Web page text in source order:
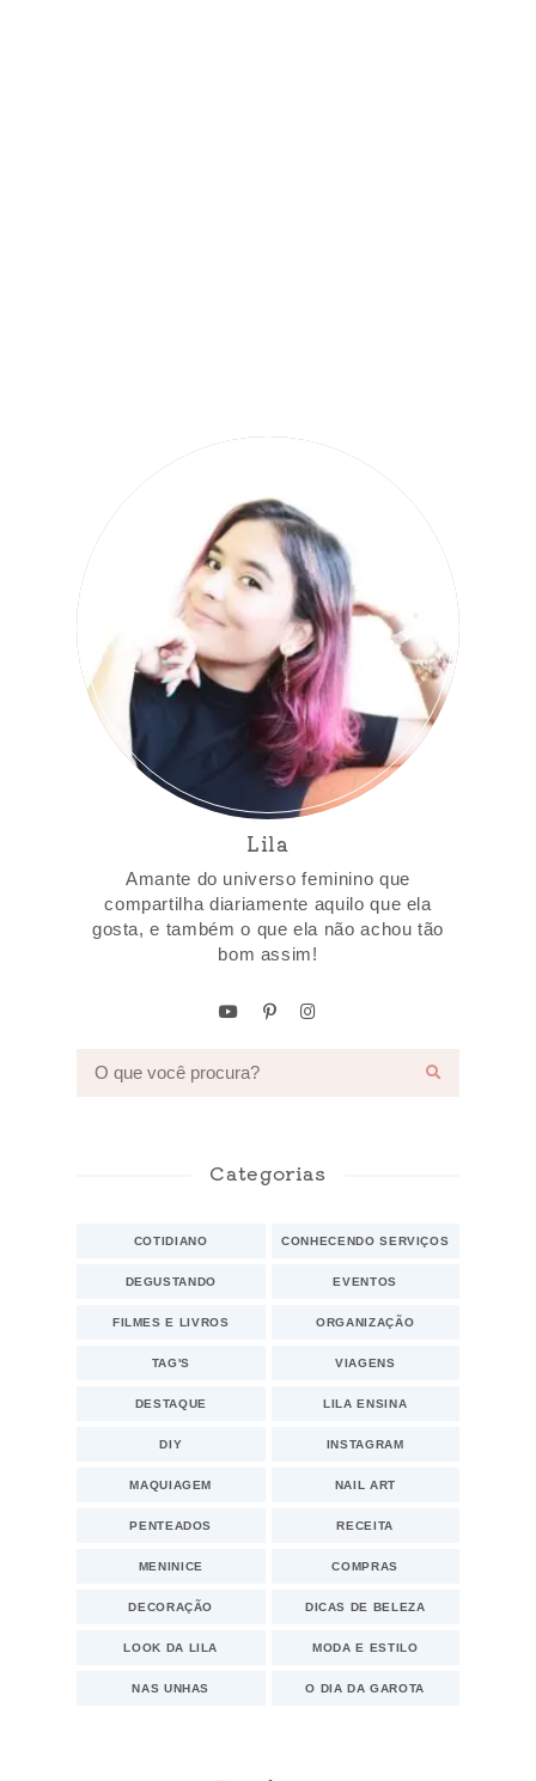
Lila
Amante do universo feminino que
compartilha diariamente aquilo que ela
gosta, e também o que ela não achou tão
bom assim!
Categorias
COTIDIANO CONHECENDO SERVIÇOS
DEGUSTANDO EVENTOS
FILMES E LIVROS ORGANIZAÇÃO
TAG'S VIAGENS
DESTAQUE LILA ENSINA
DIY INSTAGRAM
MAQUIAGEM NAIL ART
PENTEADOS RECEITA
MENINICE COMPRAS
DECORAÇÃO DICAS DE BELEZA
LOOK DA LILA MODA E ESTILO
NAS UNHAS O DIA DA GAROTA